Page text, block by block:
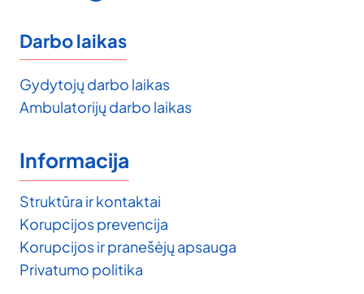
Darbo laikas
Gydytojų darbo laikas
Ambulatorijų darbo laikas
Informacija
Struktūra ir kontaktai
Korupcijos prevencija
Korupcijos ir pranešėjų apsauga
Privatumo politika